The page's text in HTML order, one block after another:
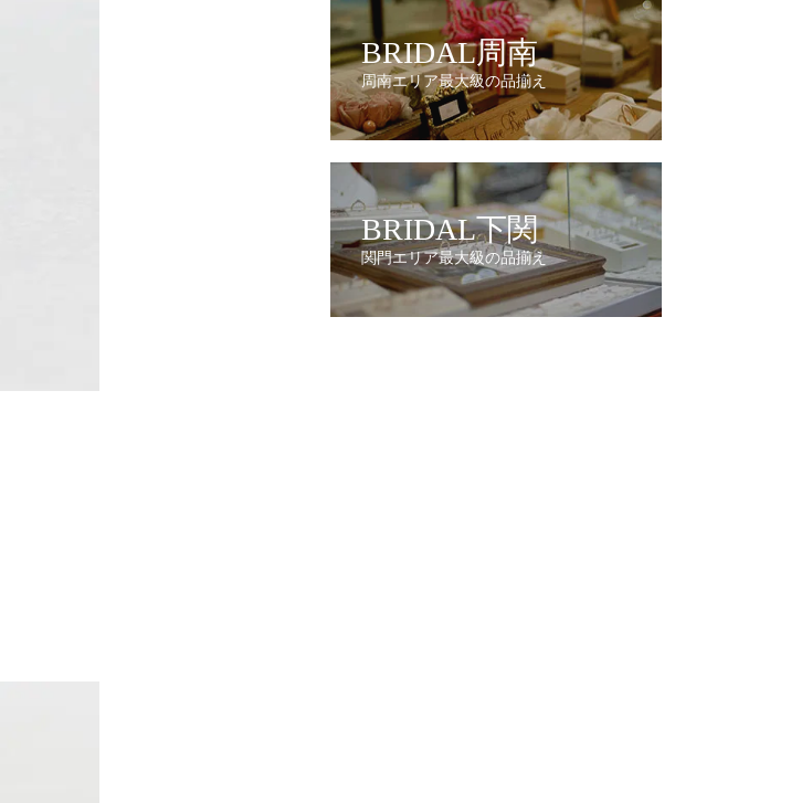
BRIDAL周南
周南エリア最大級の品揃え
BRIDAL下関
関門エリア最大級の品揃え